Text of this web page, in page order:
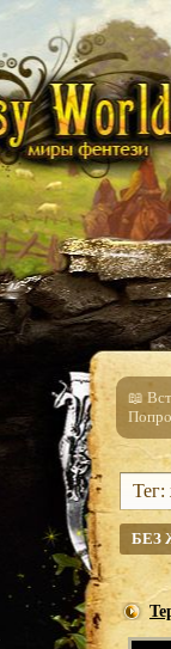
📖
Тег:
БЕЗ